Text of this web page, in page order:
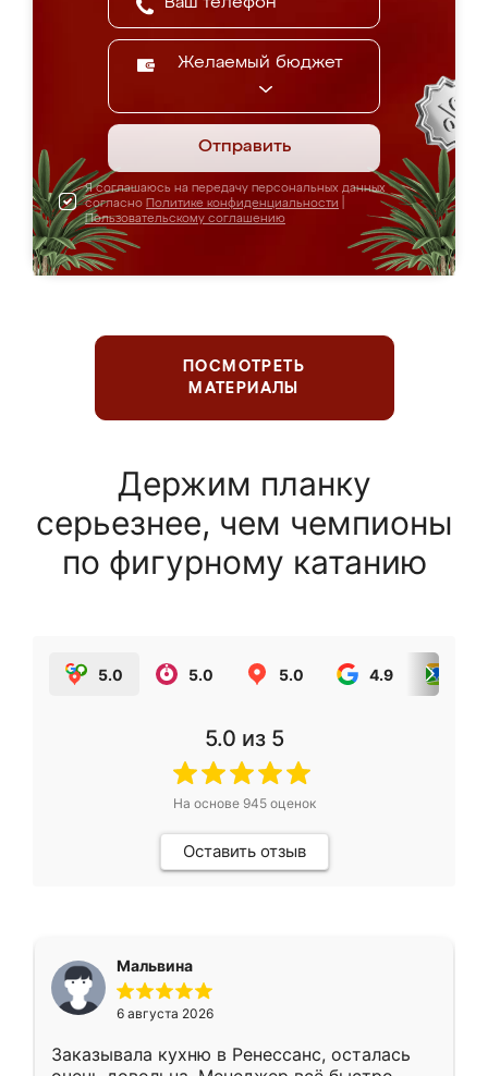
Желаемый бюджет
Отправить
Я соглашаюсь на передачу персональных данных
согласно Политике конфиденциальности
Пользовательскому соглашению
ПОСМОТРЕТЬ
МАТЕРИАЛЫ
Держим планку
серьезнее, чем чемпионы
по фигурному катанию
5.0 5.0 5.0 4.9
5.0 из 5
На основе 945оценок
Оставить отзыв
Мальвина
6 августа 2026
Заказывала кухню в Ренессанс, осталась